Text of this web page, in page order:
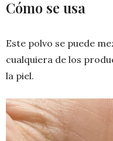
Cómo se usa
Este polvo se puede
cualquiera de los
la piel.